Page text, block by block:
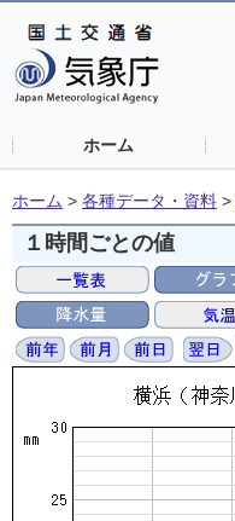
ホーム
ホーム > 各種データ・資料 >
１時間ごとの値